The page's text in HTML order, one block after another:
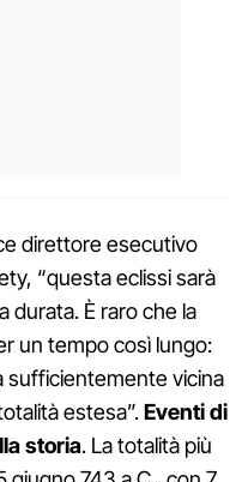
direttore esecutivo
“questa eclissi sarà
durata. È raro che la
un tempo così lungo:
sufficientemente vicina
estesa”.Eventi di
storia. La totalità più